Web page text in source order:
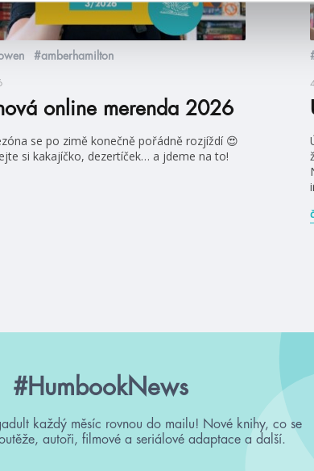
#amberhamilton
online merenda 2026
se po zimě konečně pořádně rozjíždí 😍
si kakajíčko, dezertíček… a jdeme na to!
#HumbookNews
každý měsíc rovnou do mailu! Nové knihy, co se
autoři, filmové a seriálové adaptace a další.